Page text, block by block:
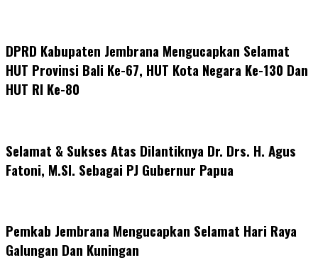
DPRD Kabupaten Jembrana Mengucapkan Selamat
HUT Provinsi Bali Ke-67, HUT Kota Negara Ke-130 Dan
HUT RI Ke-80
Selamat & Sukses Atas Dilantiknya Dr. Drs. H. Agus
Fatoni, M.SI. Sebagai PJ Gubernur Papua
Pemkab Jembrana Mengucapkan Selamat Hari Raya
Galungan Dan Kuningan